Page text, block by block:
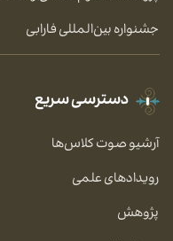
جشنواره بین‌المللی فارابی
دسترسی سریع
آرشیو صوت کلاس‌ها
رویدادهای علمی
پژوهش